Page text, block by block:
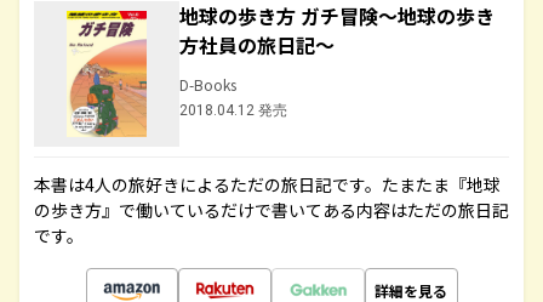
地球の歩き方 ガチ冒険～地球の歩き
方社員の旅日記～
D-Books
2018.04.12 発売
本書は4人の旅好きによるただの旅日記です。たまたま『地球
の歩き方』で働いているだけで書いてある内容はただの旅日記
です。
詳細を見る